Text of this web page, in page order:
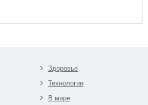
Здоровье
Технологии
В мире